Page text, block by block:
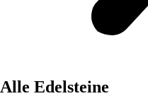
Alle Edelsteine